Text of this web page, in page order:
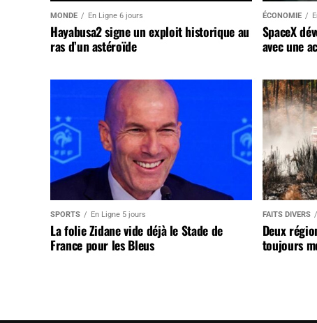
MONDE En Ligne 6 jours
Hayabusa2 signe un exploit historique au
ras d’un astéroïde
ÉCONOMIE
SpaceX
avec une
SPORTS En Ligne 5 jours
La folie Zidane vide déjà le Stade de
France pour les Bleus
FAITS DIVERS
Deux
toujours